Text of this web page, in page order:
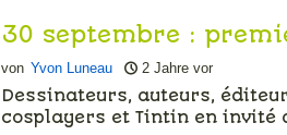
30 septembre :
la BD à Malakoff.
von Yvon Luneau 2 Jahre vor
Dessinateurs, auteurs,
cosplayers et Tintin en invité